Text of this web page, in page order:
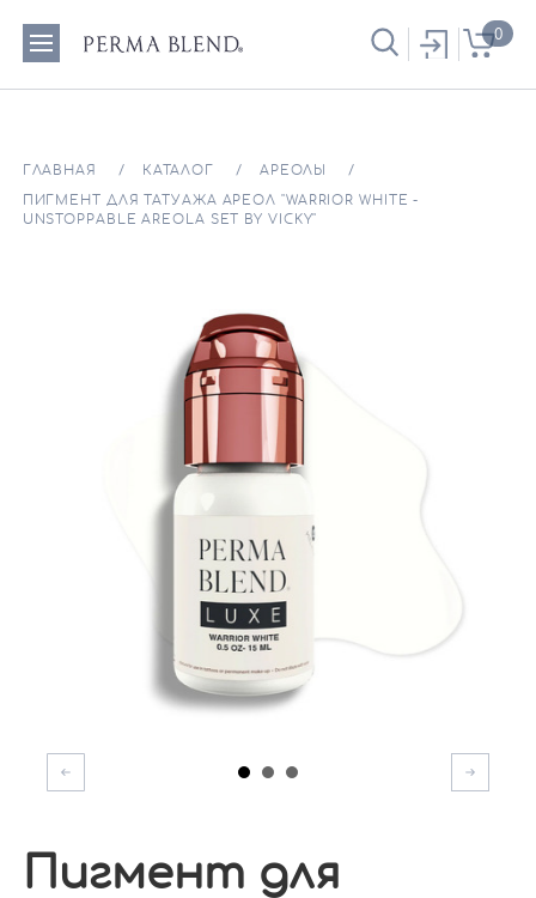
0
ГЛАВНАЯ КАТАЛОГ АРЕОЛЫ
ПИГМЕНТ ДЛЯ ТАТУАЖА АРЕОЛ "WARRIOR WHITE -
UNSTOPPABLE AREOLA SET BY VICKY"
Пигмент для